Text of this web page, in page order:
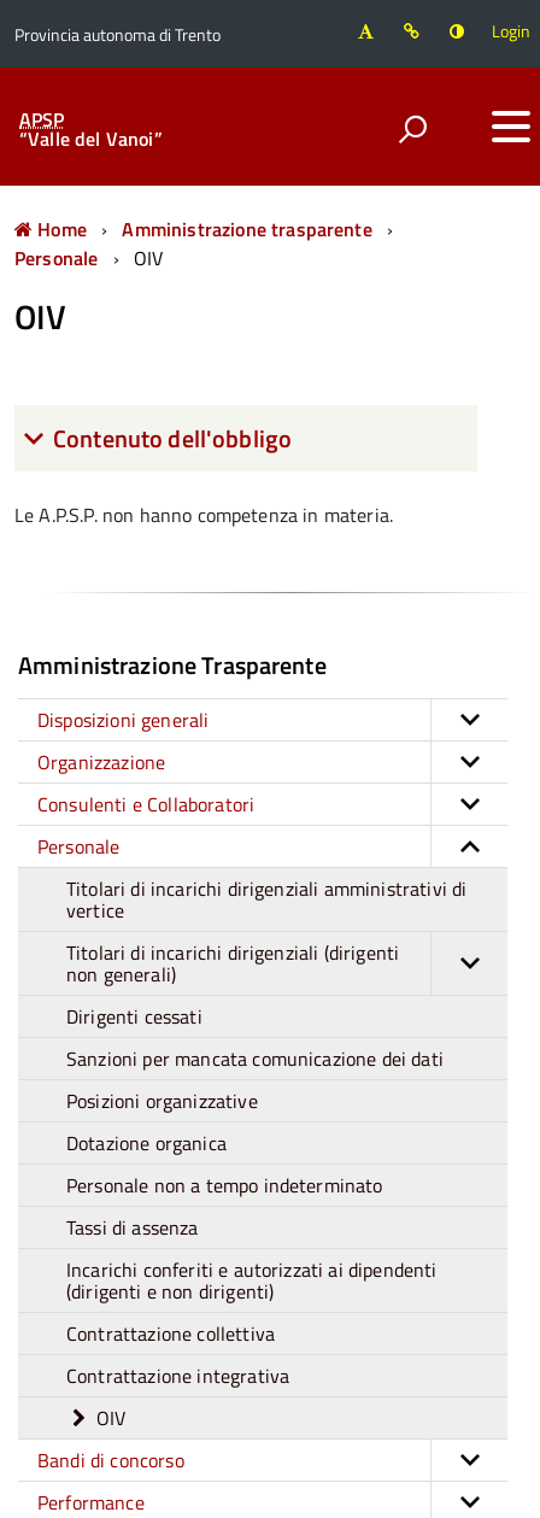
Provincia autonoma di Trento Login
APSP
“Valle del Vanoi”
Home
Amministrazione trasparente
Personale
OIV
OIV
Contenuto dell'obbligo
Le A.P.S.P. non hanno competenza in materia.
Amministrazione Trasparente
Disposizioni generali
Organizzazione
Consulenti e Collaboratori
Personale
Titolari di incarichi dirigenziali amministrativi di
vertice
Titolari di incarichi dirigenziali (dirigenti
non generali)
Dirigenti cessati
Sanzioni per mancata comunicazione dei dati
Posizioni organizzative
Dotazione organica
Personale non a tempo indeterminato
Tassi di assenza
Incarichi conferiti e autorizzati ai dipendenti
(dirigenti e non dirigenti)
Contrattazione collettiva
Contrattazione integrativa
OIV
Bandi di concorso
Performance